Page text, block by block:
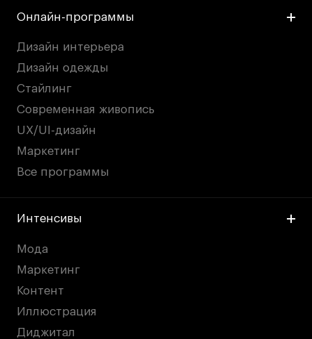
Онлайн-программы
Дизайн интерьера
Дизайн одежды
Стайлинг
Современная живопись
UX/UI-дизайн
Маркетинг
Все программы
Интенсивы
Мода
Маркетинг
Контент
Иллюстрация
Диджитал